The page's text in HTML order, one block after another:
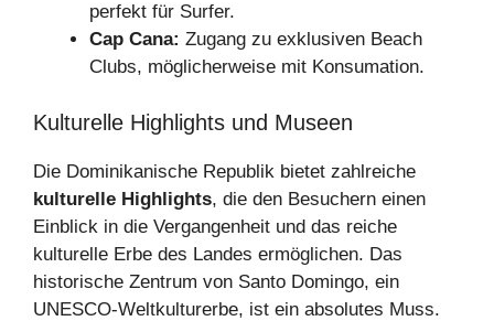
perfekt für Surfer.
Cap Cana: Zugang zu exklusiven Beach
Clubs, möglicherweise mit Konsumation.
Kulturelle Highlights und Museen
Die Dominikanische Republik bietet zahlreiche
kulturelle Highlights, die den Besuchern einen
Einblick in die Vergangenheit und das reiche
kulturelle Erbe des Landes ermöglichen. Das
historische Zentrum von Santo Domingo, ein
UNESCO-Weltkulturerbe, ist ein absolutes Muss.